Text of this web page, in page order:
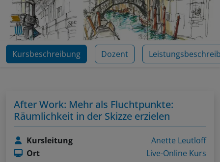
Kursbeschreibung Dozent
After Work: Mehr als Fluchtpunkte:
Räumlichkeit in der Skizze erzielen
Kursleitung
Anette Leutloff
Ort
Live-Online Kurs